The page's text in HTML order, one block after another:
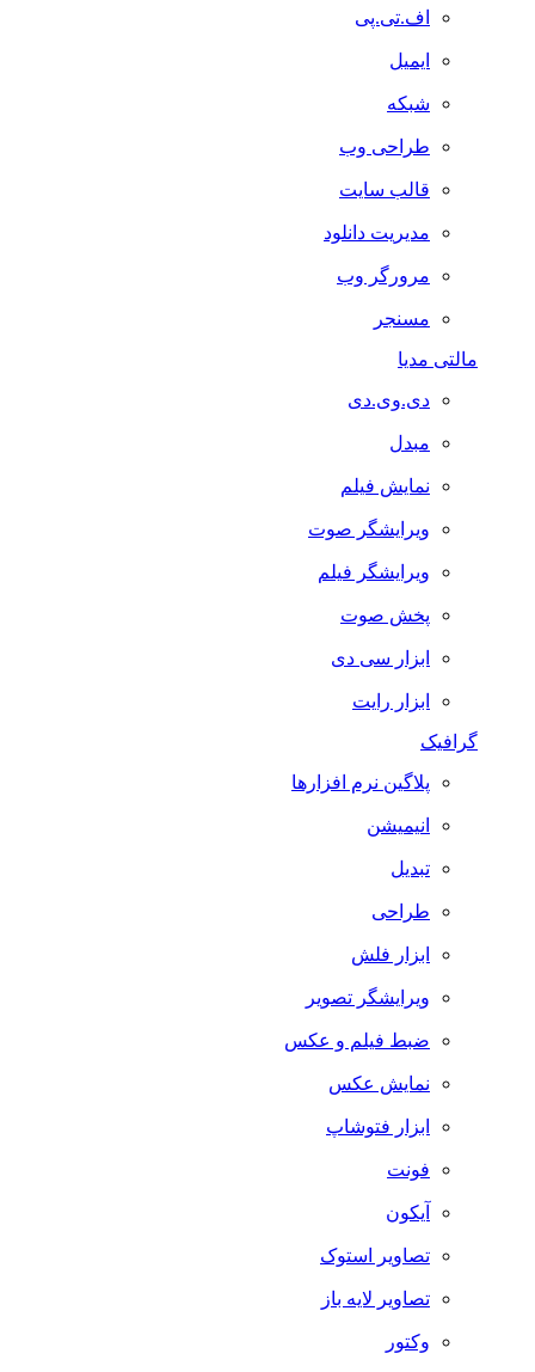
اف.تی.پی
ایمیل
شبکه
طراحی وب
قالب سایت
مدیریت دانلود
مرورگر وب
مسنجر
مالتی مدیا
دی.وی.دی
مبدل
نمایش فیلم
ویرایشگر صوت
ویرایشگر فیلم
پخش صوت
ابزار سی دی
ابزار رایت
گرافیک
پلاگین نرم افزارها
انیمیشن
تبدیل
طراحی
ابزار فلش
ویرایشگر تصویر
ضبط فيلم و عكس
نمایش عکس
ابزار فتوشاپ
فونت
آیکون
تصاویر استوک
تصاویر لایه باز
وکتور